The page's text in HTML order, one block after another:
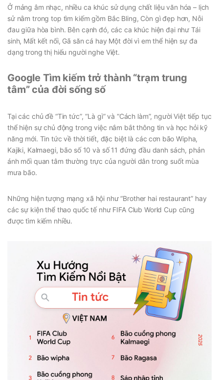
Ở mảng âm nhạc, nhiều ca khúc sử dụng chất liệu văn hóa – lịch
sử nằm trong top tìm kiếm gồm Bắc Bling, Còn gì đẹp hơn, Nỗi
đau giữa hòa bình. Bên cạnh đó, các ca khúc hiện đại như Tái
sinh, Mất kết nối, Gã săn cá hay Một đời vì em thể hiện sự đa
dạng trong thị hiếu người nghe Việt.
Google Tìm kiếm trở thành “trạm trung
tâm” của đời sống số
Tại các chủ đề “Tin tức”, “Là gì” và “Cách làm”, người Việt tiếp tục
thể hiện sự chủ động trong việc nắm bắt thông tin và học hỏi kỹ
năng mới. Tin tức về thời tiết, đặc biệt là các cơn bão Wipha,
Kajiki, Kalmaegi, bão số 10 và số 11 đứng đầu danh sách, phản
ánh mối quan tâm thường trực của người dân trong suốt mùa
mưa bão.
Những hiện tượng mạng xã hội như “Brother hai restaurant” hay
các sự kiện thể thao quốc tế như FIFA Club World Cup cũng
được tìm kiếm nhiều.